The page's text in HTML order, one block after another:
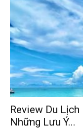
Review Du
Những Lưu Ý...